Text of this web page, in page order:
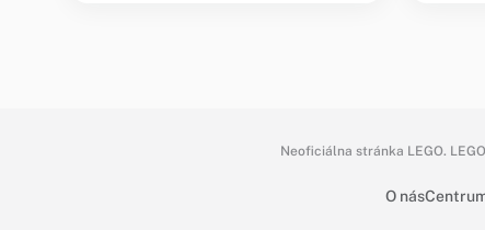
Neoficiálna stránka LEGO.
O nás